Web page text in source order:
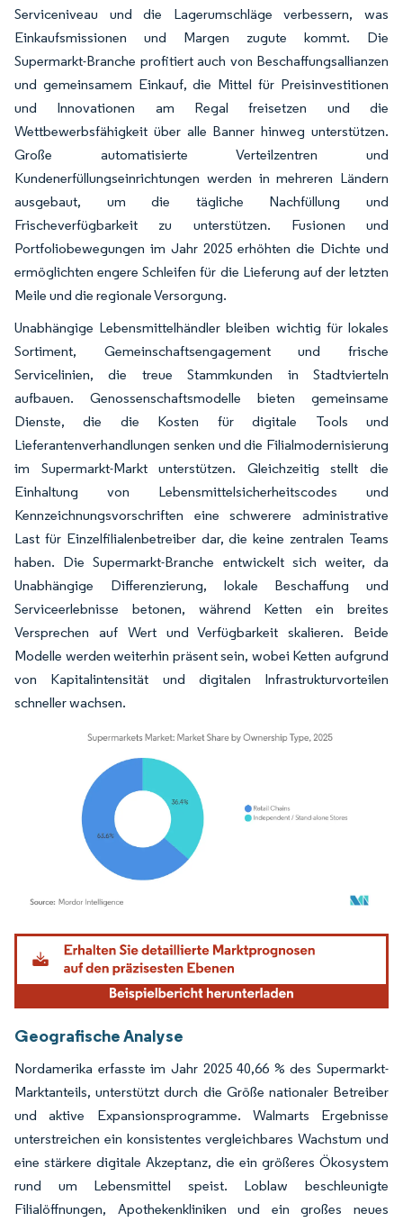
Serviceniveau und die Lagerumschläge verbessern, was
Einkaufsmissionen und Margen zugute kommt. Die
Supermarkt-Branche profitiert auch von Beschaffungsallianzen
und gemeinsamem Einkauf, die Mittel für Preisinvestitionen
und Innovationen am Regal freisetzen und die
Wettbewerbsfähigkeit über alle Banner hinweg unterstützen.
Große automatisierte Verteilzentren und
Kundenerfüllungseinrichtungen werden in mehreren Ländern
ausgebaut, um die tägliche Nachfüllung und
Frischeverfügbarkeit zu unterstützen. Fusionen und
Portfoliobewegungen im Jahr 2025 erhöhten die Dichte und
ermöglichten engere Schleifen für die Lieferung auf der letzten
Meile und die regionale Versorgung.
Unabhängige Lebensmittelhändler bleiben wichtig für lokales
Sortiment, Gemeinschaftsengagement und frische
Servicelinien, die treue Stammkunden in Stadtvierteln
aufbauen. Genossenschaftsmodelle bieten gemeinsame
Dienste, die die Kosten für digitale Tools und
Lieferantenverhandlungen senken und die Filialmodernisierung
im Supermarkt-Markt unterstützen. Gleichzeitig stellt die
Einhaltung von Lebensmittelsicherheitscodes und
Kennzeichnungsvorschriften eine schwerere administrative
Last für Einzelfilialenbetreiber dar, die keine zentralen Teams
haben. Die Supermarkt-Branche entwickelt sich weiter, da
Unabhängige Differenzierung, lokale Beschaffung und
Serviceerlebnisse betonen, während Ketten ein breites
Versprechen auf Wert und Verfügbarkeit skalieren. Beide
Modelle werden weiterhin präsent sein, wobei Ketten aufgrund
von Kapitalintensität und digitalen Infrastrukturvorteilen
schneller wachsen.
Bild © Mordor Intelligence. Wiederverwendung erfordert Namensnennung gemäß
Geografische Analyse
Nordamerika erfasste im Jahr 2025 40,66 % des Supermarkt-
Marktanteils, unterstützt durch die Größe nationaler Betreiber
und aktive Expansionsprogramme. Walmarts Ergebnisse
unterstreichen ein konsistentes vergleichbares Wachstum und
eine stärkere digitale Akzeptanz, die ein größeres Ökosystem
rund um Lebensmittel speist. Loblaw beschleunigte
Filialöffnungen, Apothekenkliniken und ein großes neues